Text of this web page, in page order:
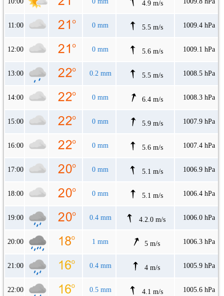
4.9 m/s
11:00 0 mm 5.5 m/s 1009.4 hPa
12:00 0 mm 5.6 m/s 1009.1 hPa
13:00 0.2 mm 5.5 m/s 1008.5 hPa
14:00 0 mm 6.4 m/s 1008.3 hPa
15:00 0 mm 5.9 m/s 1007.9 hPa
16:00 0 mm 5.6 m/s 1007.4 hPa
17:00 0 mm 5.1 m/s 1006.9 hPa
18:00 0 mm 5.1 m/s 1006.4 hPa
19:00 0.4 mm 4.2.0 m/s 1006.0 hPa
20:00 1 mm 5 m/s 1006.3 hPa
21:00 0.4 mm 4 m/s 1005.9 hPa
22:00 0.5 mm 4.1 m/s 1005.6 hPa